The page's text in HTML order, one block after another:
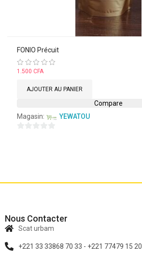
FONIO Précuit
Note
1.500 CFA
AJOUTER AU PANIER
Compare
Magasin:
YEWATOU
Nous Contacter
Scat urbam
+221 33 33868 70 33 - +221 77479 15 20